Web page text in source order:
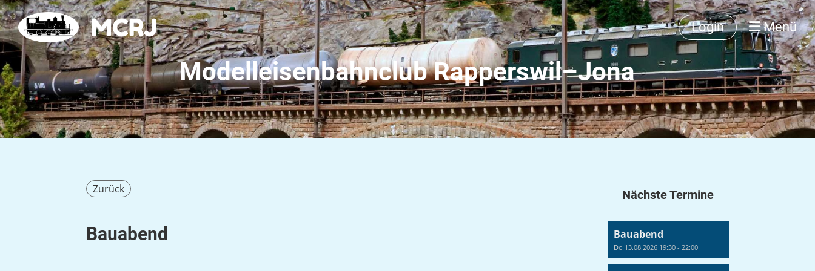
MCRJ Login Menü
Modelleisenbahnclub Rapperswil–Jona
Zurück
Bauabend
Nächste Termine
Bauabend
Do 13.08.2026 19:30 - 22:00